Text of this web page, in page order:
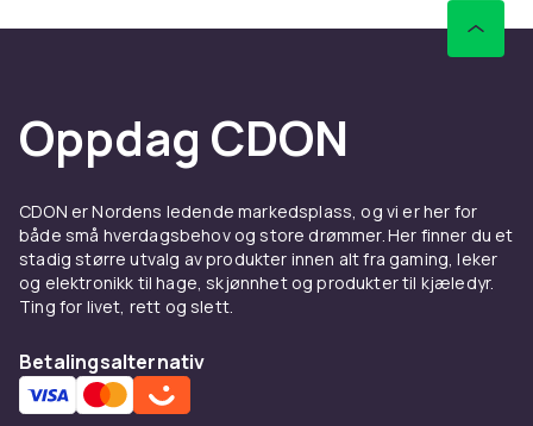
Muffens historie og moderne
dametilbehør. På 1700- og 1800-tallet var
muffen et statussymbol i europeisk adel og
pels og fløyel. På 1900-tallet falt populariteten,
men muffen har vendt tilbake som et
modeelement.
Moderne muffer kombinerer klassisk estetikk
skiløping har innebygde håndvarmere og
lommer til smarttelefoner. Modeorienterte
Oppdag CDON
CDON er Nordens ledende markedsplass, og vi er her for
både små hverdagsbehov og store drømmer. Her finner du et
stadig større utvalg av produkter innen alt fra gaming, leker
og elektronikk til hage, skjønnhet og produkter til kjæledyr.
Ting for livet, rett og slett.
Betalingsalternativ